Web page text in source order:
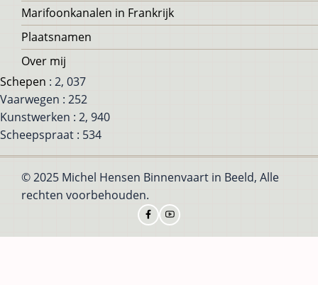
Marifoonkanalen in Frankrijk
Plaatsnamen
Over mij
Schepen : 2, 037
Vaarwegen : 252
Kunstwerken : 2, 940
Scheepspraat : 534
© 2025 Michel Hensen Binnenvaart in Beeld, Alle
rechten voorbehouden.